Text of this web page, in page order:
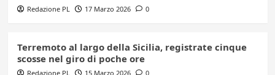
Redazione PL 17 Marzo 2026 0
Terremoto al largo della Sicilia, registrate cinque
scosse nel giro di poche ore
Redazione PL 15 Marzo 2026 0